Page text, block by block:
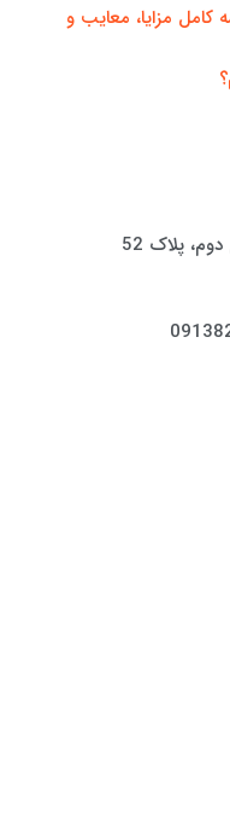
کامل مزایا، معایب و
پلاک 52